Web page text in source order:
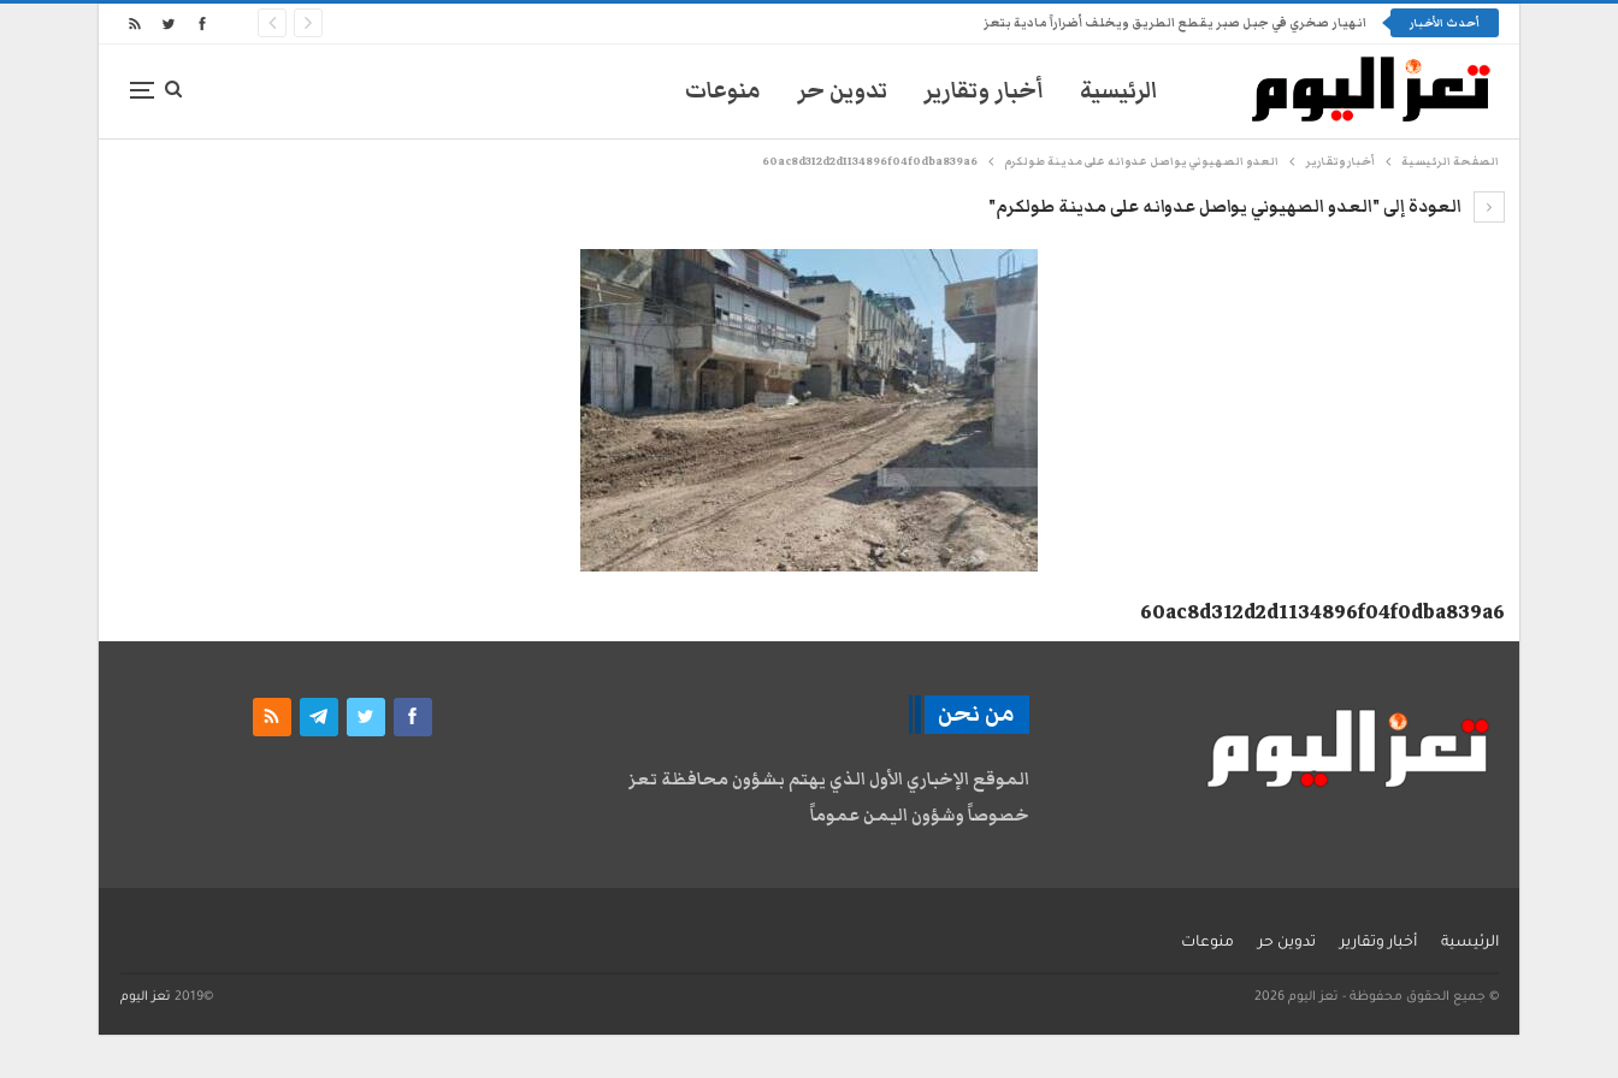
أحدث الأخبار انهيار صخري في جبل صبر يقطع الطريق ويخلف أضراراً مادية بتعز
الرئيسية أخبار وتقارير تدوين حر منوعات
الصفحة الرئيسية أخبار وتقارير العدو الصهيوني يواصل عدوانه على مدينة طولكرم 60ac8d312d2d1134896f04f0dba839a6
العودة إلى "العدو الصهيوني يواصل عدوانه على مدينة طولكرم"
60ac8d312d2d1134896f04f0dba839a6
من نحن
الموقع الإخباري الأول الذي يهتم بشؤون محافظة تعز
خصوصاً وشؤون اليمن عموماً
الرئيسية أخبار وتقارير تدوين حر منوعات
© جميع الحقوق محفوظة - تعز اليوم 2026 ©2019 تعز اليوم